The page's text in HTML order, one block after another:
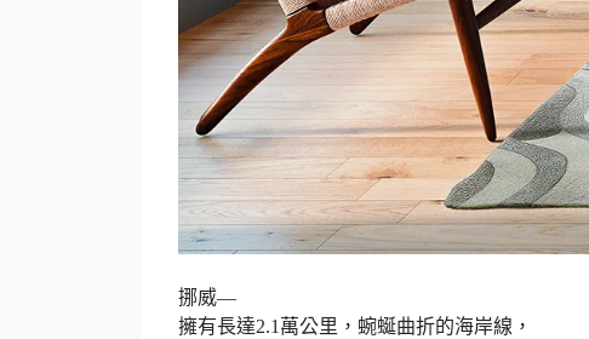
挪威—
擁有長達2.1萬公里，蜿蜒曲折的海岸線，